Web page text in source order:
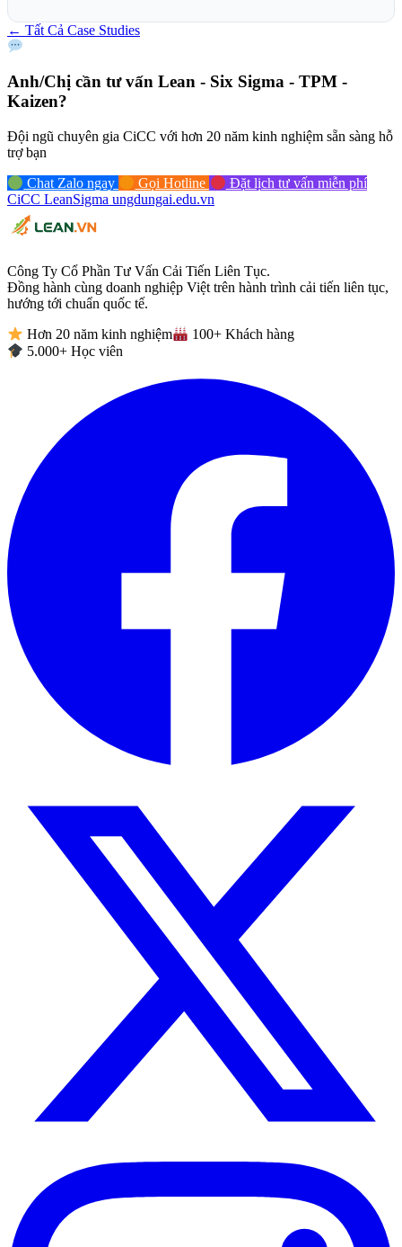
← Tất Cả Case Studies
Anh/Chị cần tư vấn Lean - Six Sigma - TPM -
Kaizen?
Đội ngũ chuyên gia CiCC với hơn 20 năm kinh nghiệm sẵn sàng hỗ
trợ bạn
Chat Zalo ngay Gọi Hotline
Đặt lịch tư vấn miễn phí
CiCC LeanSigma ungdungai.edu.vn
Công Ty Cổ Phần Tư Vấn Cải Tiến Liên Tục.
Đồng hành cùng doanh nghiệp Việt trên hành trình cải tiến liên tục,
hướng tới chuẩn quốc tế.
Hơn 20 năm kinh nghiệm
100+ Khách hàng
5.000+ Học viên